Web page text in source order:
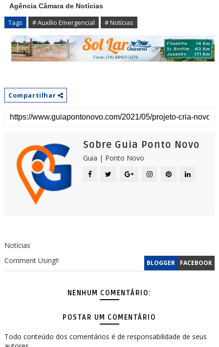
Agência Câmara de Notícias
Tags # Auxílio Emergencial # Notícias
Compartilhar
Sobre Guia Ponto Novo
Guia | Ponto Novo
Notícias
BLOGGER FACEBOOK
Comment Using!!
NENHUM COMENTÁRIO:
POSTAR UM COMENTÁRIO
Todo conteúdo dos comentários é de responsabilidade de seus